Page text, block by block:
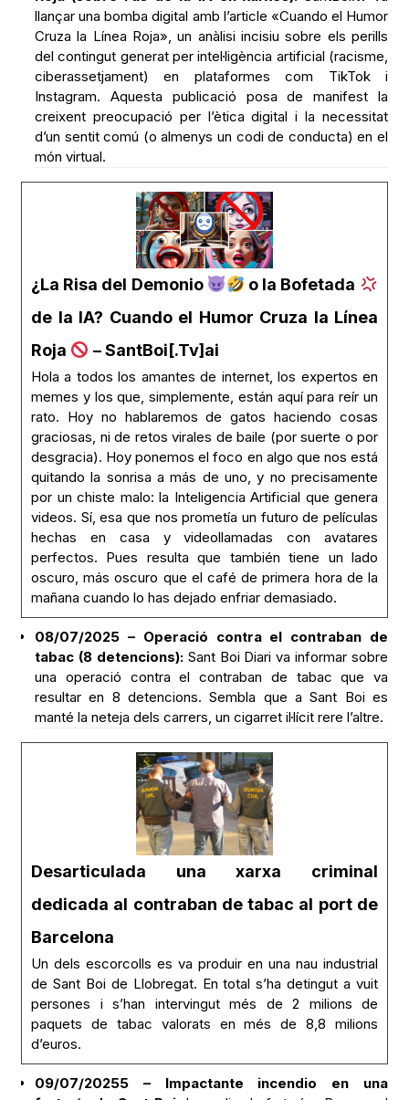
llançar una bomba digital amb l’article «Cuando el Humor
Cruza la Línea Roja», un anàlisi incisiu sobre els perills
del contingut generat per intel·ligència artificial (racisme,
ciberassetjament) en plataformes com TikTok i
Instagram. Aquesta publicació posa de manifest la
creixent preocupació per l’ètica digital i la necessitat
d’un sentit comú (o almenys un codi de conducta) en el
món virtual.
¿La Risa del Demonio
o la Bofetada
de la IA? Cuando el Humor Cruza la Línea
Roja
– SantBoi[.Tv]ai
Hola a todos los amantes de internet, los expertos en
memes y los que, simplemente, están aquí para reír un
rato. Hoy no hablaremos de gatos haciendo cosas
graciosas, ni de retos virales de baile (por suerte o por
desgracia). Hoy ponemos el foco en algo que nos está
quitando la sonrisa a más de uno, y no precisamente
por un chiste malo: la Inteligencia Artificial que genera
videos. Sí, esa que nos prometía un futuro de películas
hechas en casa y videollamadas con avatares
perfectos. Pues resulta que también tiene un lado
oscuro, más oscuro que el café de primera hora de la
mañana cuando lo has dejado enfriar demasiado.
08/07/2025 – Operació contra el contraban de
tabac (8 detencions):Sant Boi Diari va informar sobre
una operació contra el contraban de tabac que va
resultar en 8 detencions. Sembla que a Sant Boi es
manté la neteja dels carrers, un cigarret il·lícit rere l’altre.
Desarticulada una xarxa criminal
dedicada al contraban de tabac al port de
Barcelona
Un dels escorcolls es va produir en una nau industrial
de Sant Boi de Llobregat. En total s’ha detingut a vuit
persones i s’han intervingut més de 2 milions de
paquets de tabac valorats en més de 8,8 milions
d’euros.
09/07/20255 – Impactante incendio en una